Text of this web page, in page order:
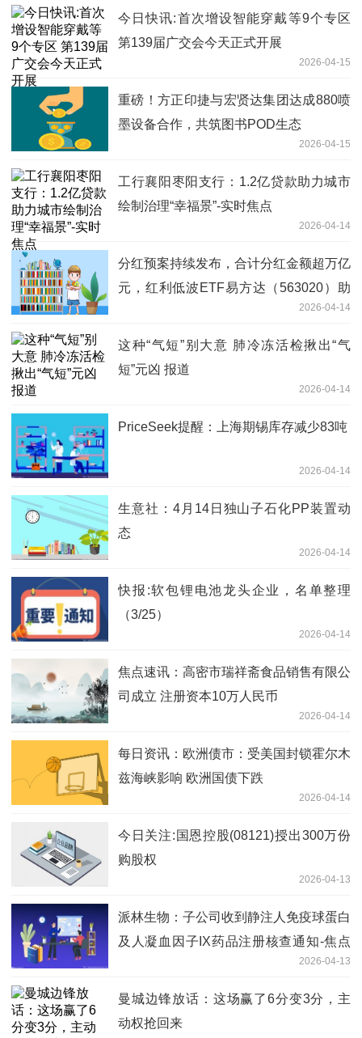
今日快讯:首次增设智能穿戴等9个专区
第139届广交会今天正式开展
2026-04-15
重磅！方正印捷与宏贤达集团达成880喷
墨设备合作，共筑图书POD生态
2026-04-15
工行襄阳枣阳支行：1.2亿贷款助力城市
绘制治理“幸福景”-实时焦点
2026-04-14
分红预案持续发布，合计分红金额超万亿
元，红利低波ETF易方达（563020）助
2026-04-14
这种“气短”别大意 肺冷冻活检揪出“气
短”元凶 报道
2026-04-14
PriceSeek提醒：上海期锡库存减少83吨
2026-04-14
生意社：4月14日独山子石化PP装置动
态
2026-04-14
快报:软包锂电池龙头企业，名单整理
（3/25）
2026-04-14
焦点速讯：高密市瑞祥斋食品销售有限公
司成立 注册资本10万人民币
2026-04-14
每日资讯：欧洲债市：受美国封锁霍尔木
兹海峡影响 欧洲国债下跌
2026-04-14
今日关注:国恩控股(08121)授出300万份
购股权
2026-04-13
派林生物：子公司收到静注人免疫球蛋白
及人凝血因子IX药品注册核查通知-焦点
2026-04-13
曼城边锋放话：这场赢了6分变3分，主
动权抢回来